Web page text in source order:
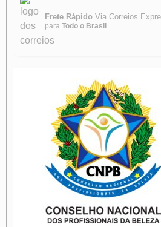
Frete Rápido Via Correios
para Todo o Brasil